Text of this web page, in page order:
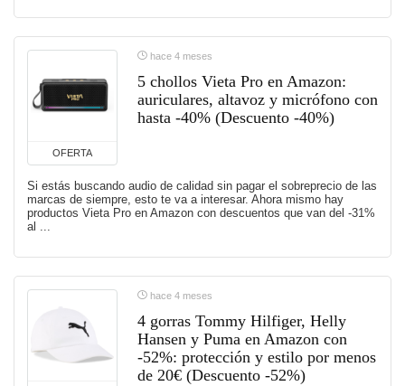
OFERTA
hace 4 meses
5 chollos Vieta Pro en Amazon:
auriculares, altavoz y micrófono con
hasta -40% (Descuento -40%)
Si estás buscando audio de calidad sin pagar el sobreprecio de las
marcas de siempre, esto te va a interesar. Ahora mismo hay
productos Vieta Pro en Amazon con descuentos que van del -31%
al ...
hace 4 meses
4 gorras Tommy Hilfiger, Helly
Hansen y Puma en Amazon con
-52%: protección y estilo por menos
de 20€ (Descuento -52%)